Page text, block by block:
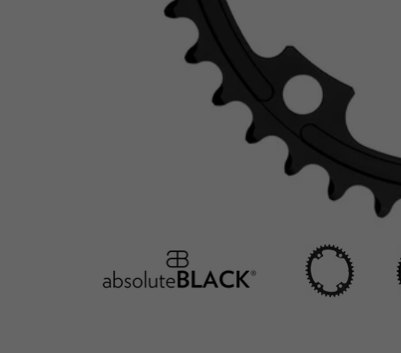
absoluteBLACK